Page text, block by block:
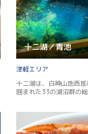
十二湖／青池
津軽
十二湖は、白神山地西
囲まれた33の湖沼群の